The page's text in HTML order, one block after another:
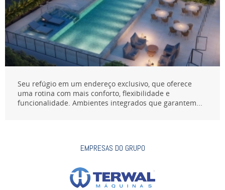
Seu refúgio em um endereço exclusivo, que oferece
uma rotina com mais conforto, flexibilidade e
funcionalidade. Ambientes integrados que garantem...
EMPRESAS DO GRUPO